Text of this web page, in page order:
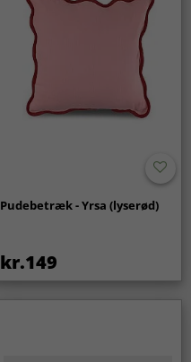
Pudebetræk - Yrsa (lyserød)
kr.149